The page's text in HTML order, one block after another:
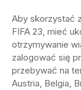
Aby skorzystać
FIFA 23, mieć
otrzymywanie
zalogować się
przebywać na
Austria, Belgia,